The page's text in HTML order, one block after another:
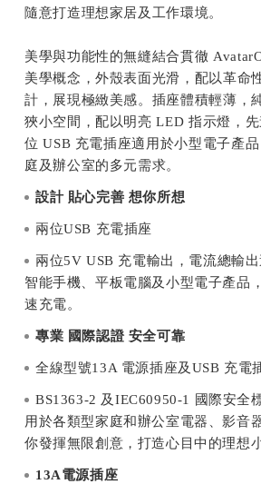
隨意打造理想家居及工作環境。
美學與功能性的無縫結合貫徹
美學概念，外殼表面光滑，配以革命
計，展現極緻美感。插座體積輕薄，
狹小空間，配以明亮 LED 指示燈，
位 USB 充電插座適用於小型電子產
庭及辦公室的多元需求。
設計 貼心完善 想你所想
兩位USB 充電插座
兩位5V USB 充電輸出，電流總輸
智能手機、平板電腦及小型電子產品
速充電。
專業 國際認證 安全可靠
全線型號13A 電源插座及USB 充電
BS1363-2 及IEC60950-1 國際安全
用於各類型家庭和辦公室電器、影音
你發揮無限創意，打造心目中的理想
13A電源插座